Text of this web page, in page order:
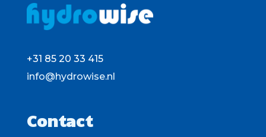
+31 85 20 33 415
info@hydrowise.nl
Contact